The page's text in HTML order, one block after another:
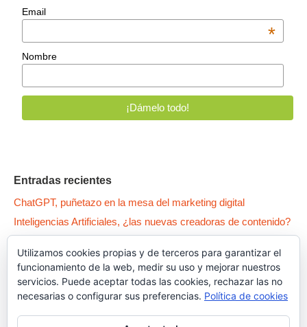
Email
*
Nombre
Entradas recientes
ChatGPT, puñetazo en la mesa del marketing digital
Inteligencias Artificiales, ¿las nuevas creadoras de contenido?
Qué es la Canibalización SEO y cómo arreglar tus contenidos
Dark Patterns, el lado oscuro del UX
Utilizamos cookies propias y de terceros para garantizar el
funcionamiento de la web, medir su uso y mejorar nuestros
servicios. Puede aceptar todas las cookies, rechazar las no
necesarias o configurar sus preferencias. Política de cookies